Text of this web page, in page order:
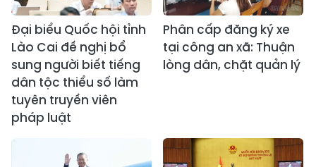
Đại biểu Quốc hội tỉnh
Lào Cai đề nghị bổ
sung người biết tiếng
dân tộc thiểu số làm
tuyên truyền viên
pháp luật
Phân cấp đăng ký xe
tại công an xã: Thuận
lòng dân, chặt quản lý